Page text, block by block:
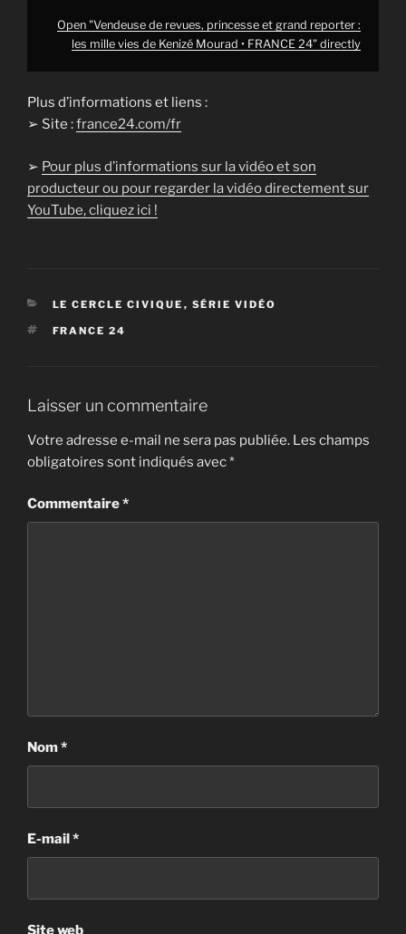
Open "Vendeuse de revues, princesse et grand reporter :
les mille vies de Kenizé Mourad • FRANCE 24" directly
Plus d’informations et liens :
➢ Site :france24.com/fr
➢ Pour plus d’informations sur la vidéo et son
producteur ou pour regarder la vidéo directement sur
YouTube, cliquez ici !
CATÉGORIES
LE CERCLE CIVIQUE , SÉRIE VIDÉO
ÉTIQUETTES
FRANCE 24
Laisser un commentaire
Votre adresse e-mail ne sera pas publiée. Les champs
obligatoires sont indiqués avec*
Commentaire*
Nom*
E-mail*
Site web